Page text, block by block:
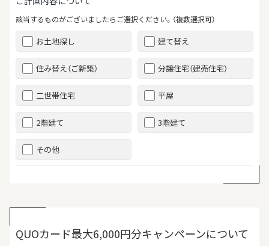
該当するものがございましたらご選択ください。（複数選択可）
お土地探し 建て替え
住み替え（ご新築） 分譲住宅（建売住宅）
二世帯住宅 平屋
2階建て 3階建て
その他
QUOカード最大6,000円分キャンペーンについて